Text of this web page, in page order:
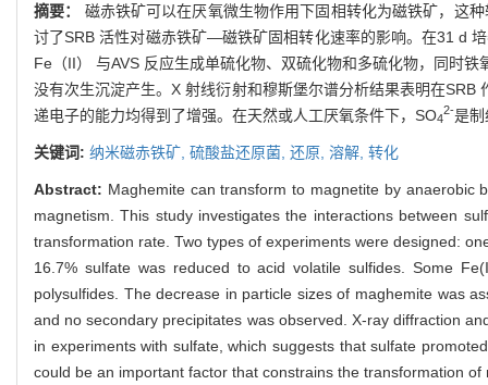
摘要： 磁赤铁矿可以在厌氧微生物作用下固相转化为磁铁矿，这
讨了SRB 活性对磁赤铁矿—磁铁矿固相转化速率的影响。在31 d
Fe（II） 与AVS 反应生成单硫化物、双硫化物和多硫化物，同时
没有次生沉淀产生。X 射线衍射和穆斯堡尔谱分析结果表明在SRB
递电子的能力均得到了增强。在天然或人工厌氧条件下，SO4
2-是制
关键词: 纳米磁赤铁矿, 硫酸盐还原菌, 还原, 溶解, 转化
Abstract: Maghemite can transform to magnetite by anaerobic
magnetism. This study investigates the interactions between
transformation rate. Two types of experiments were designed:
16.7% sulfate was reduced to acid volatile sulfides. Some
polysulfides. The decrease in particle sizes of maghemite was
and no secondary precipitates was observed. X-ray diffraction
in experiments with sulfate, which suggests that sulfate
could be an important factor that constrains the transformation